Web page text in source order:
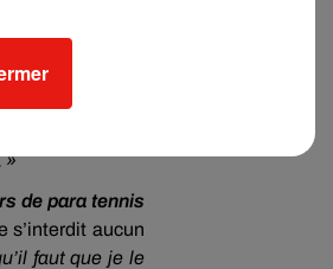
athlètes. Mais
« Je ne suis
donc ça me fait
détendue dans
»
de para tennis
s’interdit aucun
faut que je le